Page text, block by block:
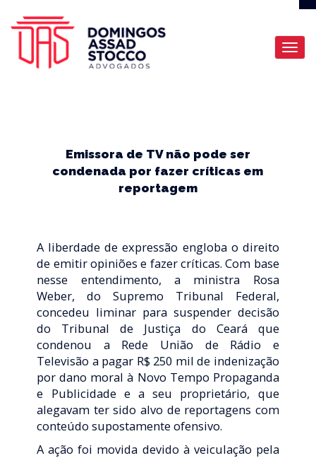
Emissora de TV não pode ser
condenada por fazer críticas em
reportagem
A liberdade de expressão engloba o direito
de emitir opiniões e fazer críticas. Com base
nesse entendimento, a ministra Rosa
Weber, do Supremo Tribunal Federal,
concedeu liminar para suspender decisão
do Tribunal de Justiça do Ceará que
condenou a Rede União de Rádio e
Televisão a pagar R$ 250 mil de indenização
por dano moral à Novo Tempo Propaganda
e Publicidade e a seu proprietário, que
alegavam ter sido alvo de reportagens com
conteúdo supostamente ofensivo.
A ação foi movida devido à veiculação pela